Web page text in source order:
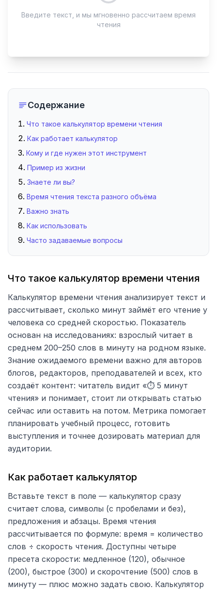
Введите текст, и мы мгновенно рассчитаем время
чтения
Содержание
Что такое калькулятор времени чтения
Как работает калькулятор
Кому и где нужен этот инструмент
Пример из жизни
Знаете ли вы?
Время чтения текста разного объёма
Важно знать
Как использовать
Часто задаваемые вопросы
Что такое калькулятор времени чтения
Калькулятор времени чтения анализирует текст и
рассчитывает, сколько минут займёт его чтение у
человека со средней скоростью. Показатель
основан на исследованиях: взрослый читает в
среднем 200–250 слов в минуту на родном языке.
Знание ожидаемого времени важно для авторов
блогов, редакторов, преподавателей и всех, кто
создаёт контент: читатель видит «⏱️ 5 минут
чтения» и понимает, стоит ли открывать статью
сейчас или оставить на потом. Метрика помогает
планировать учебный процесс, готовить
выступления и точнее дозировать материал для
аудитории.
Как работает калькулятор
Вставьте текст в поле — калькулятор сразу
считает слова, символы (с пробелами и без),
предложения и абзацы. Время чтения
рассчитывается по формуле: время = количество
слов ÷ скорость чтения. Доступны четыре
пресета скорости: медленное (120), обычное
(200), быстрое (300) и скорочтение (500) слов в
минуту — плюс можно задать свою. Калькулятор